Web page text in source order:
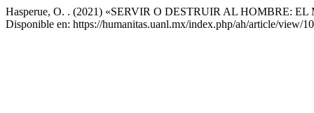
Hasperue, O. . (2021) «SERVIR O DESTRUIR AL HOMBRE:
Disponible en: https://humanitas.uanl.mx/index.php/ah/article/view/